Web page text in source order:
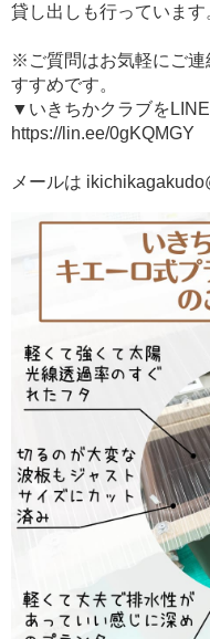
貸し出しも行っています
※ご質問はお気軽にご連
すすめです。
▼いきちかクラブを
https://lin.ee/0gKQMGY
メールは